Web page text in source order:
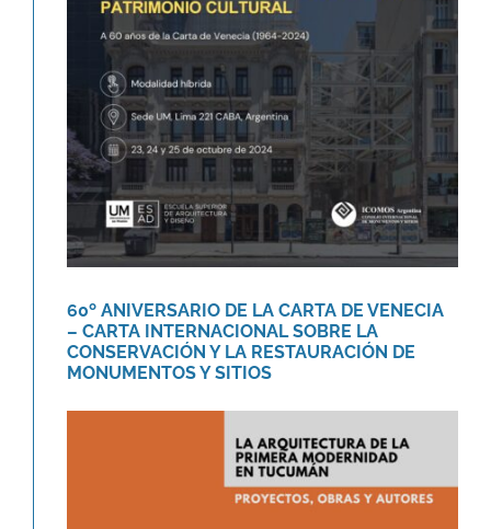
VENECIA – CARTA
INTERNACIONAL SOBRE LA
CONSERVACIÓN Y LA
RESTAURACIÓN DE
MONUMENTOS Y SITIOS
Agenda Novedades
60º ANIVERSARIO DE LA CARTA DE VENECIA
– CARTA INTERNACIONAL SOBRE LA
CONSERVACIÓN Y LA RESTAURACIÓN DE
MONUMENTOS Y SITIOS